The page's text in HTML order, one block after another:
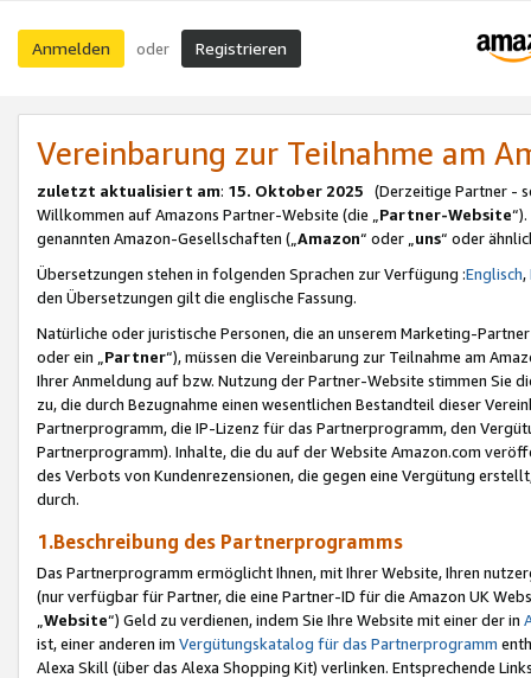
Anmelden oder Registrieren
Vereinbarung zur Teilnahme am
zuletzt aktualisiert am: 15. Oktober 2025 (Derzeitige Partner -
Willkommen auf Amazons Partner-Website (die „Partner-Website
genannten Amazon-Gesellschaften („Amazon“ oder „uns“ oder
Übersetzungen stehen in folgenden Sprachen zur Verfügung :Englisch,
den Übersetzungen gilt die englische Fassung.
Natürliche oder juristische Personen, die an unserem Marketing-
oder ein „Partner“), müssen die Vereinbarung zur Teilnahme am
Ihrer Anmeldung auf bzw. Nutzung der Partner-Website stimmen Sie
zu, die durch Bezugnahme einen wesentlichen Bestandteil dieser
Partnerprogramm, die IP-Lizenz für das Partnerprogramm, den
Partnerprogramm). Inhalte, die du auf der Website Amazon.com
des Verbots von Kundenrezensionen, die gegen eine Vergütung
durch.
1.Beschreibung des Partnerprogramms
Das Partnerprogramm ermöglicht Ihnen, mit Ihrer Website, Ihren
(nur verfügbar für Partner, die eine Partner-ID für die Amazon UK
Website“) Geld zu verdienen, indem Sie Ihre Website mit einer der in
ist, einer anderen im Vergütungskatalog für das Partnerprogramm
Alexa Skill (über das Alexa Shopping Kit) verlinken. Entsprechende